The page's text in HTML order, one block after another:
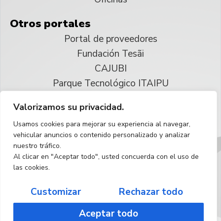
Valorizamos su privacidad.
Usamos cookies para mejorar su experiencia al navegar,
vehicular anuncios o contenido personalizado y analizar
nuestro tráfico.
Al clicar en "Aceptar todo", usted concuerda con el uso de
las cookies.
Customizar
Rechazar todo
Aceptar todo
Otros portales
Portal de proveedores
Fundación Tesãi
CAJUBI
Parque Tecnológico ITAIPU
Reservados todos los derechos
Español